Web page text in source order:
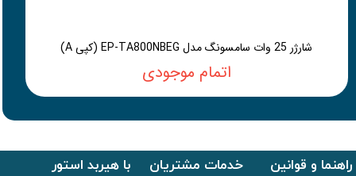
شارژر 25 وات سامسونگ مدل EP-TA800NBEG (کپی A)
اتمام موجودی
راهنما و قوانین خدمات مشتریان با هیربد استور